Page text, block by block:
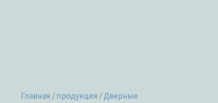
Главная /продукция /Дверные